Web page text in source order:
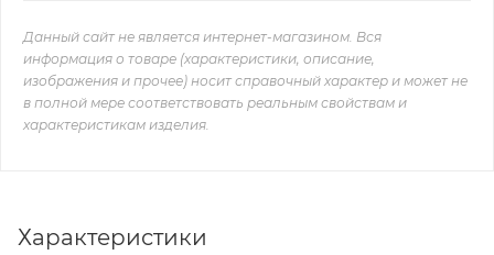
Данный сайт не является интернет-магазином. Вся
информация о товаре (характеристики, описание,
изображения и прочее) носит справочный характер и может не
в полной мере соответствовать реальным свойствам и
характеристикам изделия.
Характеристики